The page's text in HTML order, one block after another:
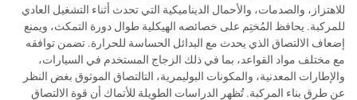
للاهتزاز، والصدمات، والأحمال الديناميكية التي تحدث أثناء التشغيل العادي
للمركبة. يحافظ المُختِم على خصائصه الهيكلية طوال دورة التمكث، ويمنع
إضعاف الالتصاق الذي يحدث مع البدائل الحساسة للحرارة. تضمن توافقه
مع مختلف مواد القواعد، بما في ذلك الزجاج المستخدم في السيارات،
والإطارات المعدنية، والمكونات البوليمرية، التالتصاق الموثوق بغض النظر
عن طرق بناء المركبة. تُظهر الدراسات الطويلة للأتماك أن قوة الالتصاق